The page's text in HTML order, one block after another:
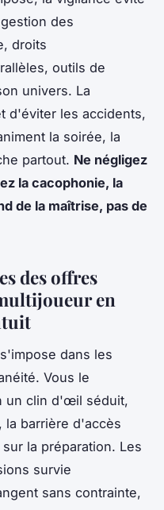
des
droits
outils de
univers. La
d'éviter les accidents,
la soirée, la
partout. Ne négligez
la cacophonie, la
de la maîtrise, pas de
des offres
en
dans les
Vous le
un clin d'œil séduit,
la barrière d'accès
la préparation. Les
survie
sans contrainte,